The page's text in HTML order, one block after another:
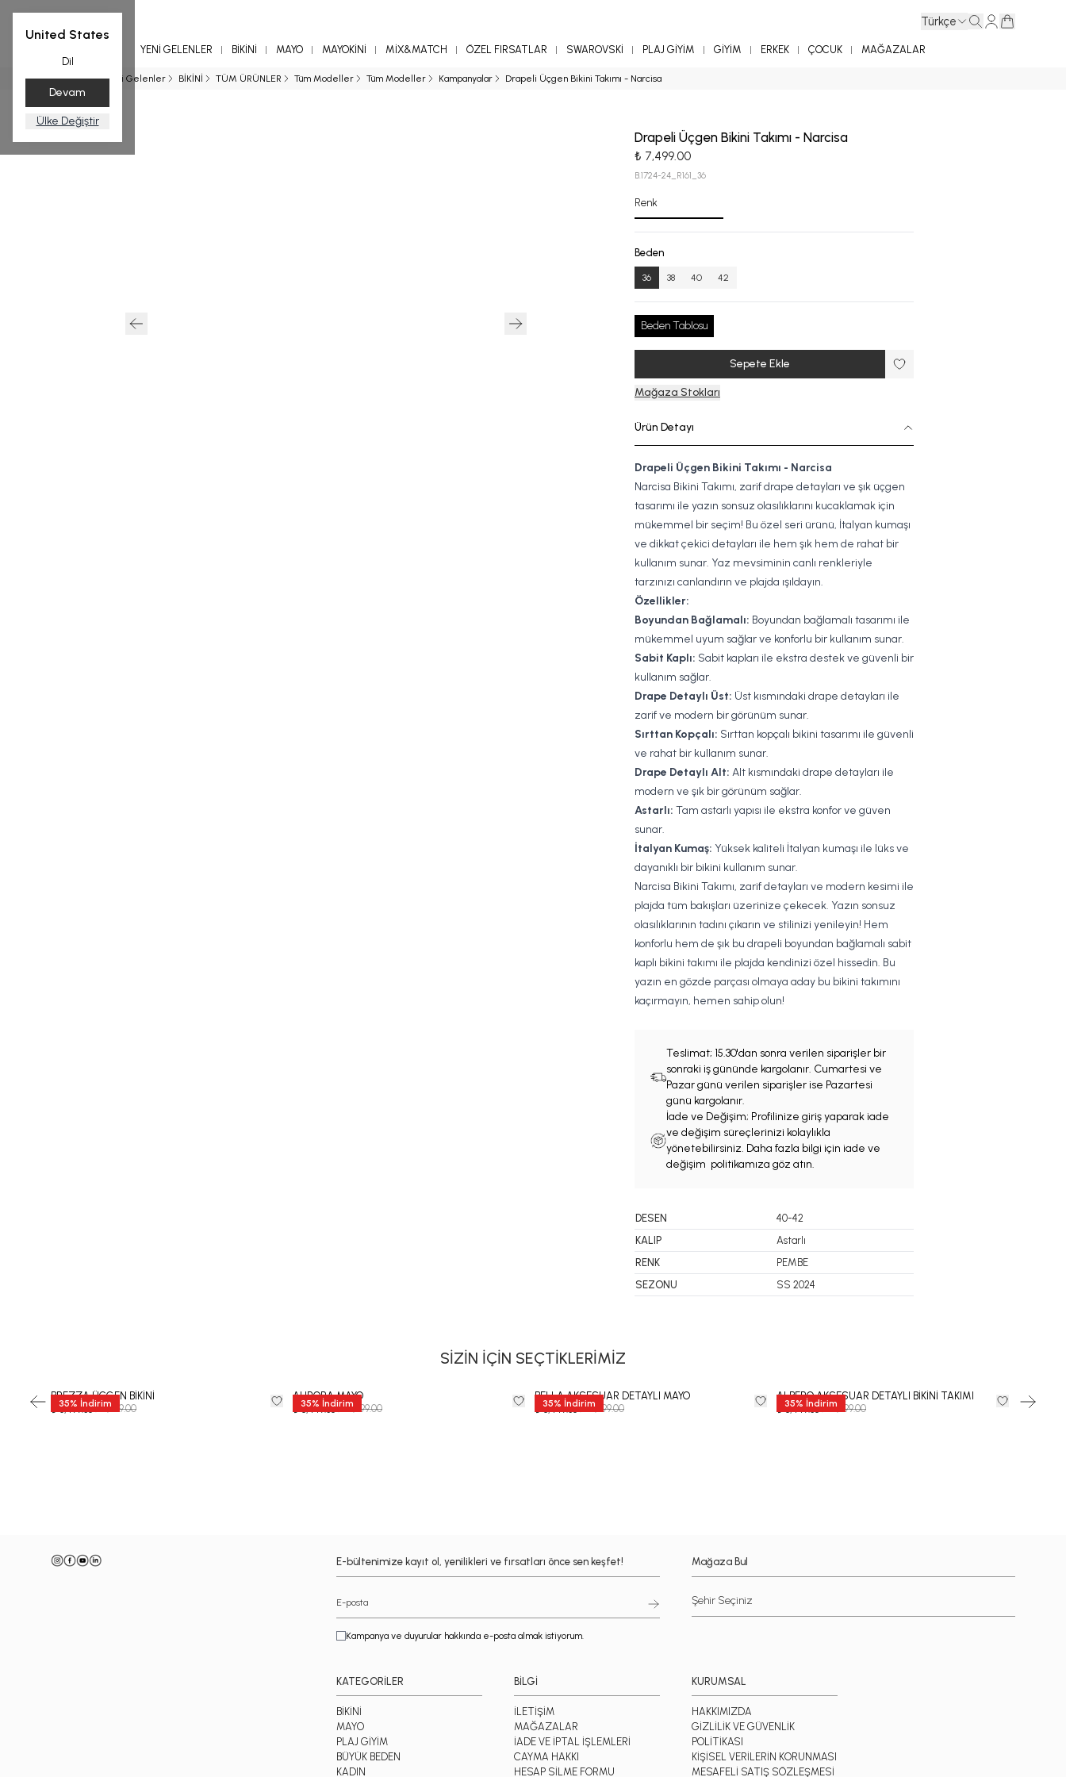
United States
Dil
Devam
Ülke Değiştir
Türkçe
YENİ GELENLER BİKİNİ MAYO MAYOKİNİ MİX&MATCH ÖZEL FIRSATLAR SWAROVSKİ PLAJ GİYİM GİYİM ERKEK ÇOCUK MAĞAZALAR
Ana Sayfa Yeni Gelenler BİKİNİ TÜM ÜRÜNLER Tüm Modeller Tüm Modeller Kampanyalar Drapeli Üçgen Bikini Takımı - Narcisa
Drapeli Üçgen Bikini Takımı - Narcisa
₺ 7,499.00
B.1724-24_R161_36
Renk
Beden
36 38 40 42
Beden Tablosu
Sepete Ekle
Mağaza Stokları
Ürün Detayı
Drapeli Üçgen Bikini Takımı - Narcisa
Narcisa Bikini Takımı, zarif drape detayları ve şık üçgen
tasarımı ile yazın sonsuz olasılıklarını kucaklamak için
mükemmel bir seçim! Bu özel seri ürünü, İtalyan kumaşı
ve dikkat çekici detayları ile hem şık hem de rahat bir
kullanım sunar. Yaz mevsiminin canlı renkleriyle
tarzınızı canlandırın ve plajda ışıldayın.
Özellikler:
Boyundan Bağlamalı: Boyundan bağlamalı tasarımı ile
mükemmel uyum sağlar ve konforlu bir kullanım sunar.
Sabit Kaplı: Sabit kapları ile ekstra destek ve güvenli bir
kullanım sağlar.
Drape Detaylı Üst: Üst kısmındaki drape detayları ile
zarif ve modern bir görünüm sunar.
Sırttan Kopçalı: Sırttan kopçalı bikini tasarımı ile güvenli
ve rahat bir kullanım sunar.
Drape Detaylı Alt: Alt kısmındaki drape detayları ile
modern ve şık bir görünüm sağlar.
Astarlı: Tam astarlı yapısı ile ekstra konfor ve güven
sunar.
İtalyan Kumaş: Yüksek kaliteli İtalyan kumaşı ile lüks ve
dayanıklı bir bikini kullanım sunar.
Narcisa Bikini Takımı, zarif detayları ve modern kesimi ile
plajda tüm bakışları üzerinize çekecek. Yazın sonsuz
olasılıklarının tadını çıkarın ve stilinizi yenileyin! Hem
konforlu hem de şık bu drapeli boyundan bağlamalı sabit
kaplı bikini takımı ile plajda kendinizi özel hissedin. Bu
yazın en gözde parçası olmaya aday bu bikini takımını
kaçırmayın, hemen sahip olun!
Teslimat; 15.30'dan sonra verilen siparişler bir
sonraki iş gününde kargolanır. Cumartesi ve
Pazar günü verilen siparişler ise Pazartesi
günü kargolanır.
İade ve Değişim; Profilinize giriş yaparak iade
ve değişim süreçlerinizi kolaylıkla
yönetebilirsiniz. Daha fazla bilgi için iade ve
değişim politikamıza göz atın.
DESEN
40-42
KALIP
Astarlı
RENK
PEMBE
SEZONU
SS 2024
SİZİN İÇİN SEÇTİKLERİMİZ
35% İndirim
BREZZA ÜÇGEN BİKİNİ
₺ 6,499.35₺ 9,999.00 35% İndirim
AURORA MAYO
₺ 8,449.35₺ 12,999.00 35% İndirim
BELLA AKSESUAR DETAYLI MAYO
₺ 8,449.35₺ 12,999.00 35% İndirim
ALBERO AKSESUAR DETAYLI BİKİNİ TAKIMI
₺ 8,449.35₺ 12,999.00
Barbara
₺ 14,999.00
E-bültenimize kayıt ol, yenilikleri ve fırsatları önce sen keşfet!
Kampanya ve duyurular hakkında e-posta almak istiyorum.
Mağaza Bul
KATEGORİLER
BİKİNİ
MAYO
PLAJ GİYİM
BÜYÜK BEDEN
KADIN
BİLGİ
İLETİŞİM
MAĞAZALAR
İADE VE İPTAL İŞLEMLERİ
CAYMA HAKKI
HESAP SİLME FORMU
KURUMSAL
HAKKIMIZDA
GİZLİLİK VE GÜVENLİK
POLİTİKASI
KİŞİSEL VERİLERİN KORUNMASI
MESAFELİ SATIŞ SÖZLEŞMESİ